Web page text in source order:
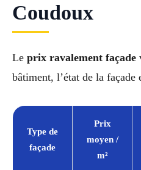
Coudoux
Le prix ravalement façade
bâtiment, l’état de la façade
Type de
façade
Prix
moyen /
m²